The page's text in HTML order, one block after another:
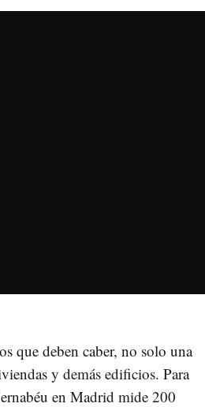
que deben caber, no solo una
y demás edificios. Para
en Madrid mide 200